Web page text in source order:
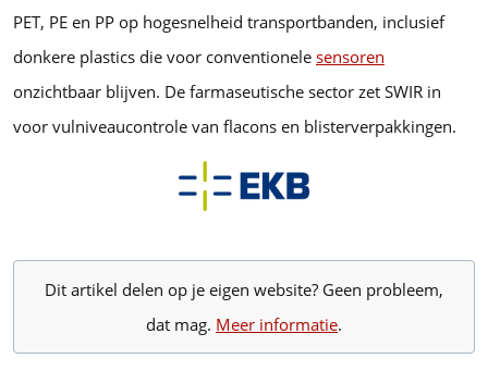
PET, PE en PP op hogesnelheid transportbanden, inclusief
donkere plastics die voor conventionele sensoren
onzichtbaar blijven. De farmaseutische sector zet SWIR in
voor vulniveaucontrole van flacons en blisterverpakkingen.
Dit artikel delen op je eigen website? Geen probleem,
dat mag. Meer informatie.